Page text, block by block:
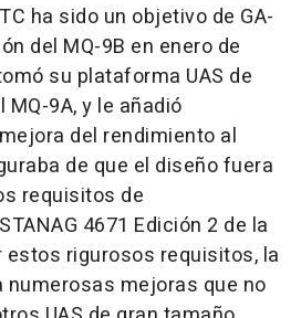
ha sido un objetivo de GA-
del MQ-9B en enero de
su plataforma UAS de
9A, y le añadió
del rendimiento al
de que el diseño fuera
requisitos de
4671 Edición 2 de la
estos rigurosos requisitos, la
numerosas mejoras que no